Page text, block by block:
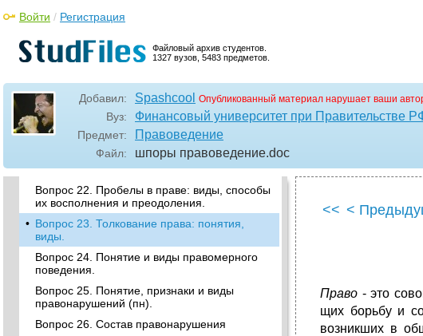
Файловый архив студентов.
1327 вузов, 5483 предметов.
Войти / Регистрация
Добавил: Spashcool Опубликованный материал нарушает ваши
Вуз: Финансовый университет при Правительстве
Предмет: Правоведение
Файл: шпоры правоведение.doc
• Вопрос 17. Основные правовые системы
Вопрос 18. Правоотношение: понятие,
• Вопрос 19. Юридические факты: понятие,
признаки, виды.
Вопрос 19. Реализация права: понятие,
виды.
Вопрос 21: отличие нормативно-правового
акта от акта применения права
Вопрос 22. Пробелы в праве: виды, способы
их восполнения и преодоления.
• Вопрос 23. Толкование права: понятия,
виды.
Вопрос 24. Понятие и виды правомерного
поведения.
Вопрос 25. Понятие, признаки и виды
правонарушений (пн).
Вопрос 26. Состав правонарушения
<< <
Право - это
щих борьбу и
возникших в